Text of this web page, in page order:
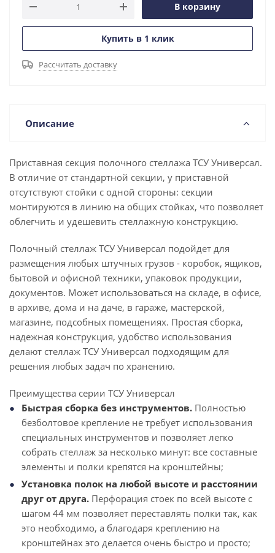
В корзину
Купить в 1 клик
Рассчитать доставку
Описание
Приставная секция полочного стеллажа ТСУ Универсал.
В отличие от стандартной секции, у приставной
отсутствуют стойки с одной стороны: секции
монтируются в линию на общих стойках, что позволяет
облегчить и удешевить стеллажную конструкцию.
Полочный стеллаж ТСУ Универсал подойдет для
размещения любых штучных грузов - коробок, ящиков,
бытовой и офисной техники, упаковок продукции,
документов. Может использоваться на складе, в офисе,
в архиве, дома и на даче, в гараже, мастерской,
магазине, подсобных помещениях. Простая сборка,
надежная конструкция, удобство использования
делают стеллаж ТСУ Универсал подходящим для
решения любых задач по хранению.
Преимущества серии ТСУ Универсал
Быстрая сборка без инструментов. Полностью
безболтовое крепление не требует использования
специальных инструментов и позволяет легко
собрать стеллаж за несколько минут: все составные
элементы и полки крепятся на кронштейны;
Установка полок на любой высоте и расстоянии
друг от друга. Перфорация стоек по всей высоте с
шагом 44 мм позволяет переставлять полки так, как
это необходимо, а благодаря креплению на
кронштейнах это делается очень быстро и просто;